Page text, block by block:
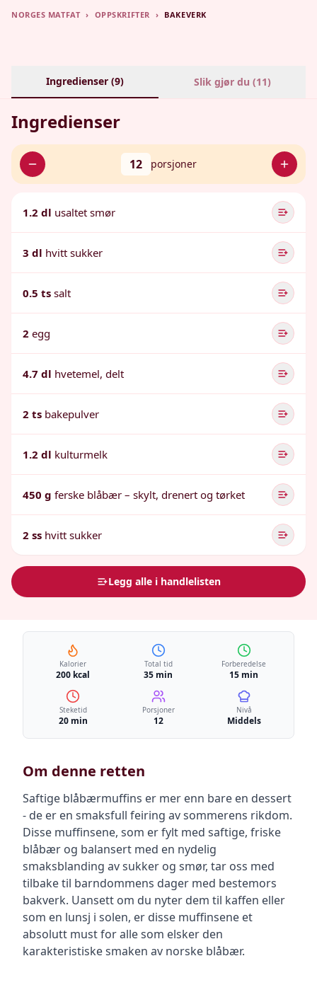
NORGES MATFAT › OPPSKRIFTER › BAKEVERK
Ingredienser (9) Slik gjør du (11)
Ingredienser
12 porsjoner
1.2 dl usaltet smør
3 dl hvitt sukker
0.5 ts salt
2 egg
4.7 dl hvetemel, delt
2 ts bakepulver
1.2 dl kulturmelk
450 g ferske blåbær – skylt, drenert og tørket
2 ss hvitt sukker
Legg alle i handlelisten
Kalorier
200 kcal
Total tid
35 min
Forberedelse
15 min
Steketid
20 min
Porsjoner
12
Nivå
Middels
Om denne retten
Saftige blåbærmuffins er mer enn bare en dessert
- de er en smaksfull feiring av sommerens rikdom.
Disse muffinsene, som er fylt med saftige, friske
blåbær og balansert med en nydelig
smaksblanding av sukker og smør, tar oss med
tilbake til barndommens dager med bestemors
bakverk. Uansett om du nyter dem til kaffen eller
som en lunsj i solen, er disse muffinsene et
absolutt must for alle som elsker den
karakteristiske smaken av norske blåbær.